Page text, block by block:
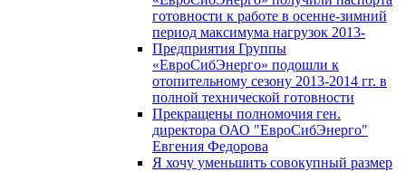
готовности к работе в осенне-зимний
период максимума нагрузок 2013-
Предприятия Группы
«ЕвроСибЭнерго» подошли к
отопительному сезону 2013-2014 гг. в
полной технической готовности
Прекращены полномочия ген.
директора ОАО "ЕвроСибЭнерго"
Евгения Федорова
Я хочу уменьшить совокупный размер